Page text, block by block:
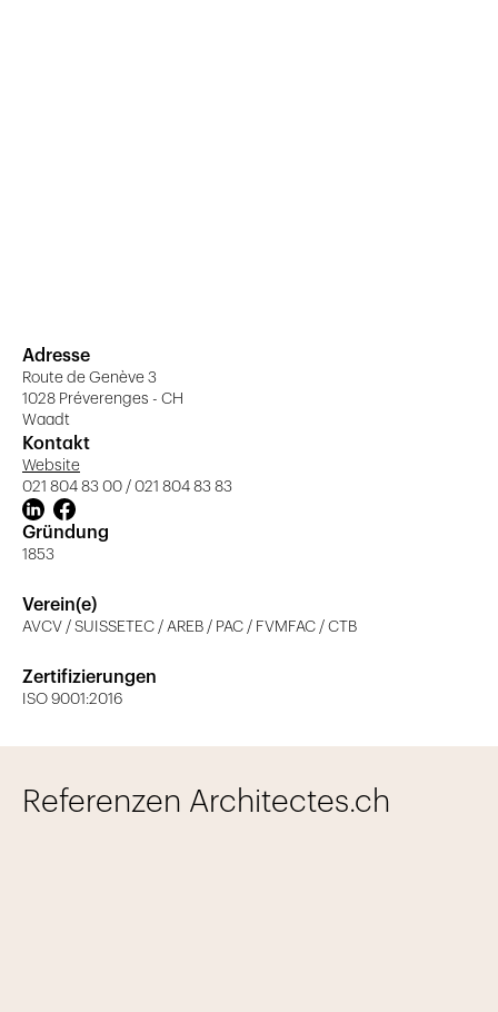
Adresse
Route de Genève 3
1028 Préverenges - CH
Waadt
Kontakt
Website
021 804 83 00 / 021 804 83 83
Gründung
1853
Verein(e)
AVCV / SUISSETEC / AREB / PAC / FVMFAC / CTB
Zertifizierungen
ISO 9001:2016
Referenzen Architectes.ch